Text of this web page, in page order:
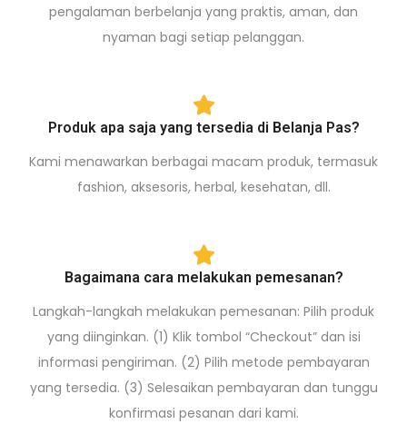
pengalaman berbelanja yang praktis, aman, dan
nyaman bagi setiap pelanggan.
Produk apa saja yang tersedia di Belanja Pas?
Kami menawarkan berbagai macam produk, termasuk
fashion, aksesoris, herbal, kesehatan, dll.
Bagaimana cara melakukan pemesanan?
Langkah-langkah melakukan pemesanan: Pilih produk
yang diinginkan. (1) Klik tombol “Checkout” dan isi
informasi pengiriman. (2) Pilih metode pembayaran
yang tersedia. (3) Selesaikan pembayaran dan tunggu
konfirmasi pesanan dari kami.